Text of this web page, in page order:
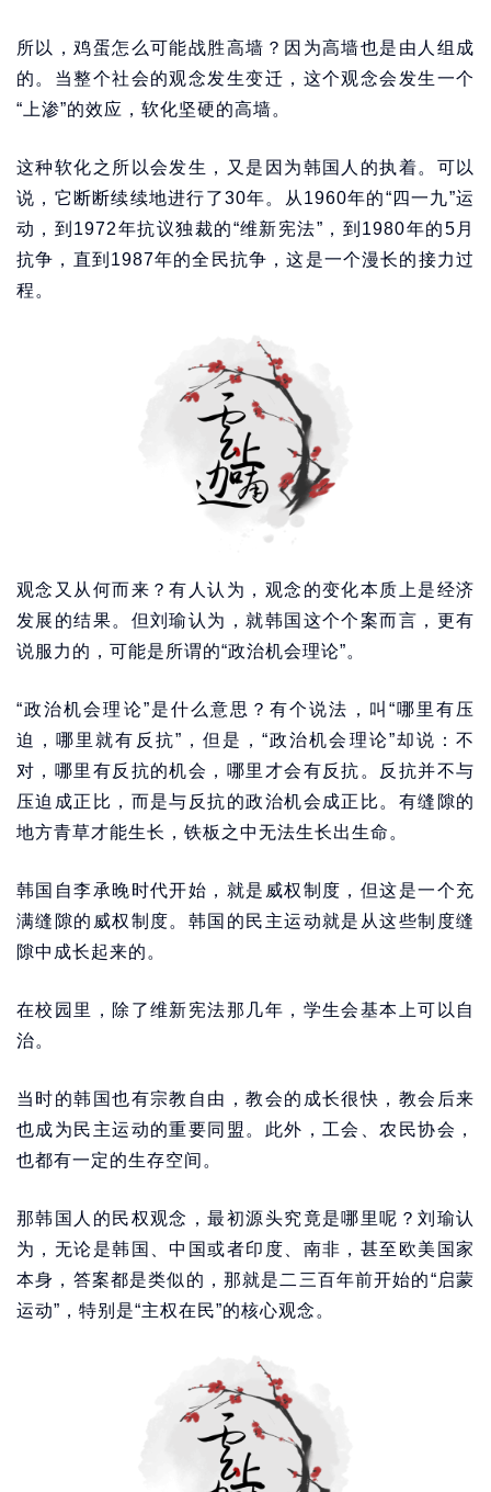
所以，鸡蛋怎么可能战胜高墙？因为高墙也是由人组成
的。当整个社会的观念发生变迁，这个观念会发生一个
“上渗”的效应，软化坚硬的高墙。
这种软化之所以会发生，又是因为韩国人的执着。可以
说，它断断续续地进行了30年。从1960年的“四一九”运
动，到1972年抗议独裁的“维新宪法”，到1980年的5月
抗争，直到1987年的全民抗争，这是一个漫长的接力过
程。
观念又从何而来？有人认为，观念的变化本质上是经济
发展的结果。但刘瑜认为，就韩国这个个案而言，更有
说服力的，可能是所谓的“政治机会理论”。
“政治机会理论”是什么意思？有个说法，叫“哪里有压
迫，哪里就有反抗”，但是，“政治机会理论”却说：不
对，哪里有反抗的机会，哪里才会有反抗。反抗并不与
压迫成正比，而是与反抗的政治机会成正比。有缝隙的
地方青草才能生长，铁板之中无法生长出生命。
韩国自李承晚时代开始，就是威权制度，但这是一个充
满缝隙的威权制度。韩国的民主运动就是从这些制度缝
隙中成长起来的。
在校园里，除了维新宪法那几年，学生会基本上可以自
治。
当时的韩国也有宗教自由，教会的成长很快，教会后来
也成为民主运动的重要同盟。此外，工会、农民协会，
也都有一定的生存空间。
那韩国人的民权观念，最初源头究竟是哪里呢？刘瑜认
为，无论是韩国、中国或者印度、南非，甚至欧美国家
本身，答案都是类似的，那就是二三百年前开始的“启蒙
运动”，特别是“主权在民”的核心观念。